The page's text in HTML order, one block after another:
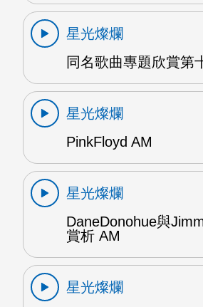
星光燦爛
同名歌曲專題欣賞第
星光燦爛
PinkFloyd AM
星光燦爛
DaneDonohue與
賞析 AM
星光燦爛